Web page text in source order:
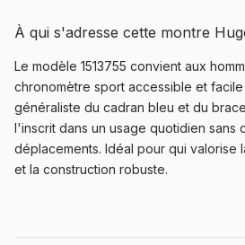
À qui s'adresse cette montre
Le modèle 1513755 convient aux
chronomètre sport accessible et
généraliste du cadran bleu et du
l'inscrit dans un usage quotidien sans
déplacements. Idéal pour qui valorise
et la construction robuste.